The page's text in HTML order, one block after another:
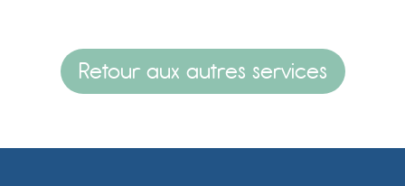
Retour aux autres services